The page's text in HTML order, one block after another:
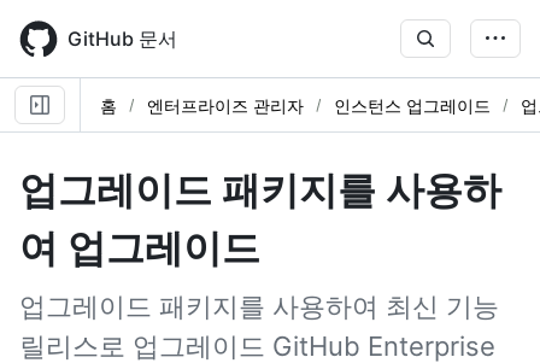
main
content
GitHub 문서
홈 엔터프라이즈 관리자 인스턴스 업그레이드
업그레이드 패키지를 사용하
여 업그레이드
업그레이드 패키지를 사용하여 최신 기능
릴리스로 업그레이드 GitHub Enterprise